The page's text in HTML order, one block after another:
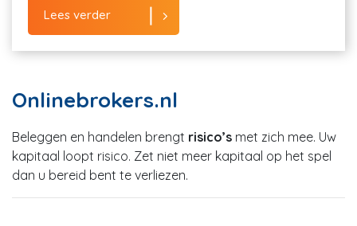
Lees verder
Onlinebrokers.nl
Beleggen en handelen brengt risico’s met zich mee. Uw
kapitaal loopt risico. Zet niet meer kapitaal op het spel
dan u bereid bent te verliezen.